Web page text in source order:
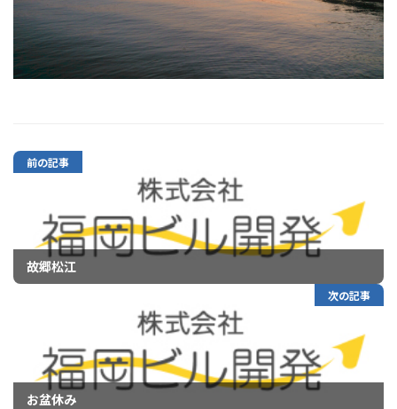
前の記事
故郷松江
次の記事
お盆休み